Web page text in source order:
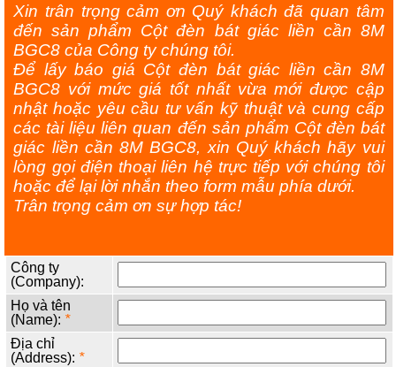
Xin trân trọng cảm ơn Quý khách đã quan tâm
đến sản phẩm Cột đèn bát giác liền cần 8M
BGC8 của Công ty chúng tôi.
Để lấy báo giá Cột đèn bát giác liền cần 8M
BGC8 với mức giá tốt nhất vừa mới được cập
nhật hoặc yêu cầu tư vấn kỹ thuật và cung cấp
các tài liệu liên quan đến sản phẩm Cột đèn bát
giác liền cần 8M BGC8, xin Quý khách hãy vui
lòng gọi điện thoại liên hệ trực tiếp với chúng tôi
hoặc để lại lời nhắn theo form mẫu phía dưới.
Trân trọng cảm ơn sự hợp tác!
Công ty
(Company):
Họ và tên
(Name): *
Địa chỉ
(Address): *